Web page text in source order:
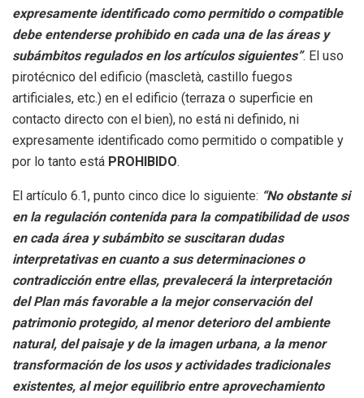
expresamente identificado como permitido o compatible
debe entenderse prohibido en cada una de las áreas y
subámbitos regulados en los artículos siguientes”. El uso
pirotécnico del edificio (mascletà, castillo fuegos
artificiales, etc.) en el edificio (terraza o superficie en
contacto directo con el bien), no está ni definido, ni
expresamente identificado como permitido o compatible y
por lo tanto está PROHIBIDO.
El artículo 6.1, punto cinco dice lo siguiente: “No obstante si
en la regulación contenida para la compatibilidad de usos
en cada área y subámbito se suscitaran dudas
interpretativas en cuanto a sus determinaciones o
contradicción entre ellas, prevalecerá la interpretación
del Plan más favorable a la mejor conservación del
patrimonio protegido, al menor deterioro del ambiente
natural, del paisaje y de la imagen urbana, a la menor
transformación de los usos y actividades tradicionales
existentes, al mejor equilibrio entre aprovechamiento